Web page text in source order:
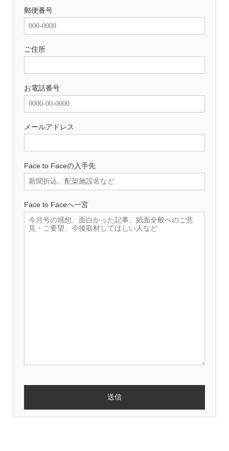
郵便番号
ご住所
お電話番号
メールアドレス
Face to Faceの入手先
Face to Faceへ一言